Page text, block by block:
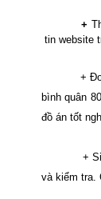
+
tin website
+
bình quân
đồ án tốt
+
và kiểm tra.